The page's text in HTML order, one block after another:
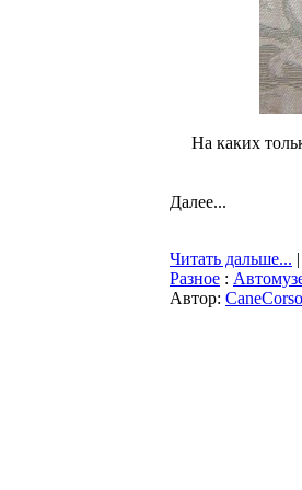
На каких
Далее...
Читать дальше...
Разное :
Автор: CaneCorso